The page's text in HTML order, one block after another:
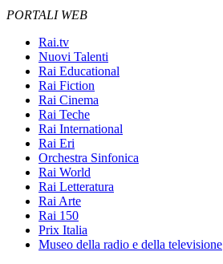
PORTALI WEB
Rai.tv
Nuovi Talenti
Rai Educational
Rai Fiction
Rai Cinema
Rai Teche
Rai International
Rai Eri
Orchestra Sinfonica
Rai World
Rai Letteratura
Rai Arte
Rai 150
Prix Italia
Museo della radio e della televisione